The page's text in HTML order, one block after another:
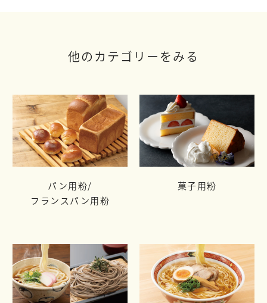
他のカテゴリーをみる
パン用粉/
フランスパン用粉
菓子用粉